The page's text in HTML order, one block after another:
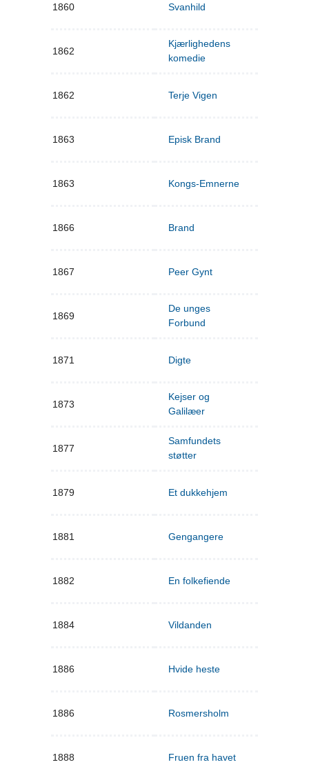
1860 Svanhild
1862
Kjærlighedens
komedie
1862 Terje Vigen
1863 Episk Brand
1863 Kongs-Emnerne
1866 Brand
1867 Peer Gynt
1869
De unges
Forbund
1871 Digte
1873
Kejser og
Galilæer
1877
Samfundets
støtter
1879 Et dukkehjem
1881 Gengangere
1882 En folkefiende
1884 Vildanden
1886 Hvide heste
1886 Rosmersholm
1888 Fruen fra havet